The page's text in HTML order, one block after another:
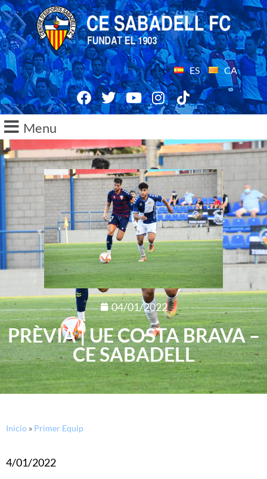
ES CA
Menu
04/01/2022
PRÈVIA | UE COSTA BRAVA –
CE SABADELL
Inicio » Primer Equip
4/01/2022